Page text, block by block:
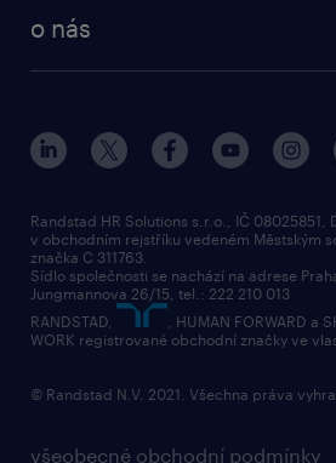
o nás
všeobecné obchodní podmínky
Randstad HR Solutions s.r.o., IČ 08025851,
v obchodním rejstříku vedeném Městským
značka C 311763.
Sídlo společnosti se nachází na adrese
Jungmannova 26/15, tel.: 222 210 013
RANDSTAD,
, HUMAN FORWARD a
WORK registrované obchodní značky ve
© Randstad N.V. 2021. Všechna práva